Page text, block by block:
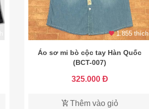
1.855 thích
Áo sơ mi bò cộc tay Hàn Quốc
(BCT-007)
325.000 Đ
Thêm vào giỏ